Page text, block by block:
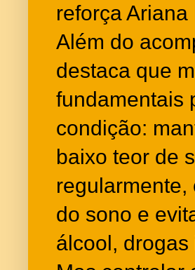
reforça Ariana
Além do
destaca que
fundamentais
condição:
baixo teor de
do sono e
álcool,